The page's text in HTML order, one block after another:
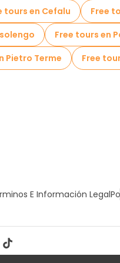
tours en Cefalu Free
Free tours en
Pietro Terme
Free
E Información Legal